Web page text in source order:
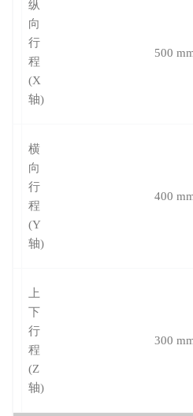
纵
向
行
程
(X
轴)
500
横
向
行
程
(Y
轴)
400
上
下
行
程
(Z
轴)
300